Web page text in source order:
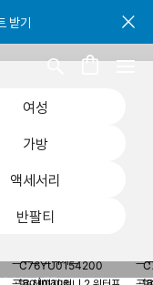
받기
받기
받기
여성
가방
액세서리
반팔티
20% OFF